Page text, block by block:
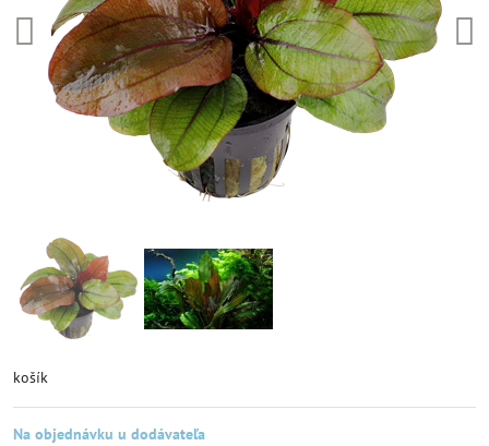
košík
Na objednávku u dodávateľa